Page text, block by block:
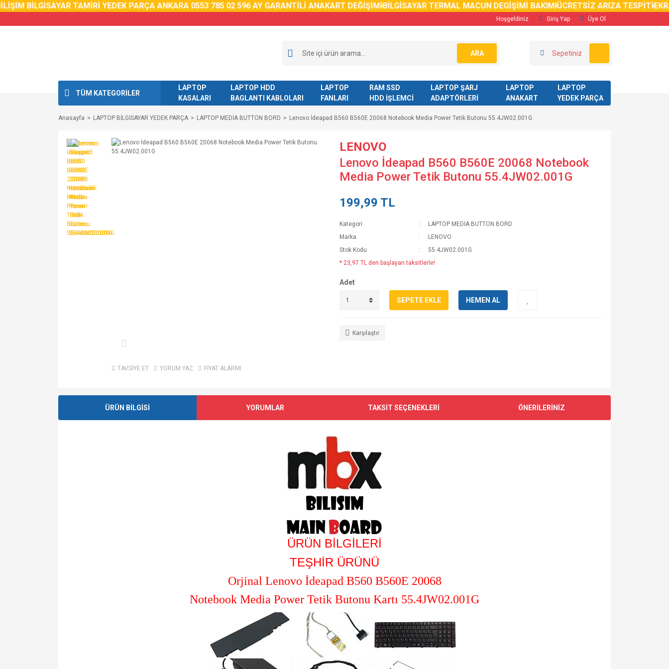
BİLGİSAYAR TAMİRİ YEDEK PARÇA ANKARA 0553 785 02 596 AY GARANTİLİ ANAKART DEĞİŞİMİBİLGİSAYAR TERMAL MACUN DEGİŞİMİ BAKIMIÜCRETSİZ ARIZA TESPİTİ
Hoşgeldiniz Giriş Yap Üye Ol
ARA Sepetiniz
TÜM KATEGORİLER
LAPTOP
KASALARI
LAPTOP HDD
BAGLANTI KABLOLARI
LAPTOP
FANLARI
RAM SSD
HDD İŞLEMCİ
LAPTOP ŞARJ
ADAPTÖRLERİ
LAPTOP
ANAKART
LAPTOP
YEDEK PARÇA
Anasayfa LAPTOP BİLGİSAYAR YEDEK PARÇA LAPTOP MEDİA BUTTON BORD Lenovo İdeapad B560 B560E 20068 Notebook Media Power Tetik Butonu 55.4JW02.001G
TAVSİYE ET YORUM YAZ FİYAT ALARMI
LENOVO
Lenovo İdeapad B560 B560E 20068 Notebook
Media Power Tetik Butonu 55.4JW02.001G
199,99 TL
Kategori
LAPTOP MEDİA BUTTON BORD
Marka
LENOVO
Stok Kodu
55.4JW02.001G
* 23,97 TL den başlayan taksitlerle!
Adet
SEPETE EKLE HEMEN AL
Karşılaştır
ÜRÜN BİLGİSİ YORUMLAR TAKSİT SEÇENEKLERİ ÖNERİLERİNİZ
ÜRÜN BİLGİLERİ
TEŞHİR ÜRÜNÜ
Orjinal Lenovo İdeapad B560 B560E 20068
Notebook Media Power Tetik Butonu Kartı 55.4JW02.001G